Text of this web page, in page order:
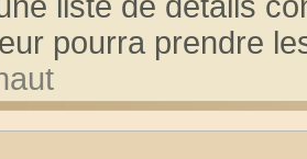
pourra prendre